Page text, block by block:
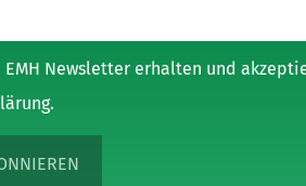
EMH Newsletter erhalten und